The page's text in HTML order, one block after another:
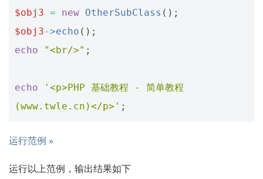
$obj3 = new OtherSubClass ();
$obj3->echo ();
echo
"<br/>" ;
echo
'<p>PHP 基础教程 - 简单教程
(www.twle.cn)</p>' ;
运行范例 »
运行以上范例，输出结果如下